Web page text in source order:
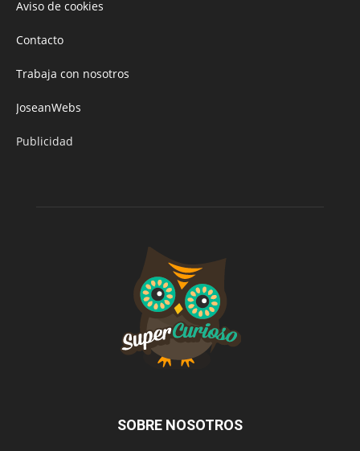
Aviso de cookies
Contacto
Trabaja con nosotros
JoseanWebs
Publicidad
SOBRE NOSOTROS